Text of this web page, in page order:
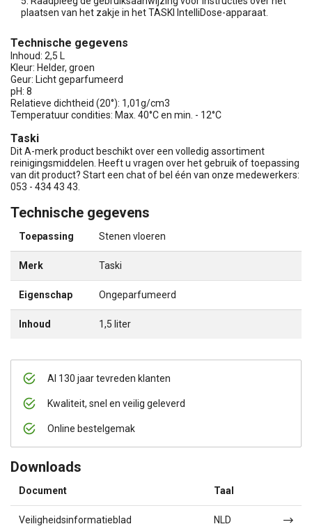
Al 130 jaar tevreden klanten
Kwaliteit, snel en veilig geleverd
Online bestelgemak
Downloads
Document Taal
Veiligheidsinformatieblad NLD
plaatsen van het zakje in het TASKI IntelliDose-apparaat.
Technische gegevens
Inhoud: 2,5 L
Kleur: Helder, groen
Geur: Licht geparfumeerd
pH: 8
Relatieve dichtheid (20°): 1,01g/cm3
Temperatuur condities: Max. 40°C en min. - 12°C
Taski
Dit A-merk product beschikt over een volledig assortiment
reinigingsmiddelen. Heeft u vragen over het gebruik of toepassing
van dit product? Start een chat of bel één van onze medewerkers:
053 - 434 43 43.
Technische gegevens
Toepassing Stenen vloeren
Merk Taski
Eigenschap Ongeparfumeerd
Inhoud 1,5 liter